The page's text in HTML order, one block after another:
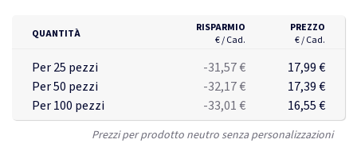
softshell Match.
QUANTITÀ
RISPARMIO
€ / Cad.
PREZZO
€ / Cad.
Per 25 pezzi -31,57 €
17,99 €
Per 50 pezzi
-32,17 €
17,39 €
Per 100 pezzi
-33,01 € 16,55 €
Prezzi per prodotto neutro senza personalizzazioni